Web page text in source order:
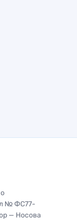
№ ФС77-
— Носова